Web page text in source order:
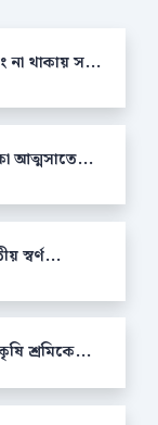
না থাকায় স...
আত্মসাতে...
স্বর্ণ...
শ্রমিকে...